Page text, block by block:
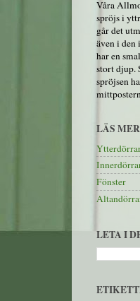
Våra
spröjs i
går det
även i den
har en
stort djup.
spröjsen
LÄS
Fönster
LETA I